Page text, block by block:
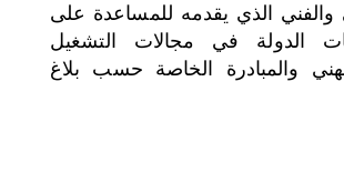
والفني الذي يقدمه للمساعدة على
الدولة في مجالات التشغيل
والمبادرة الخاصة حسب بلاغ